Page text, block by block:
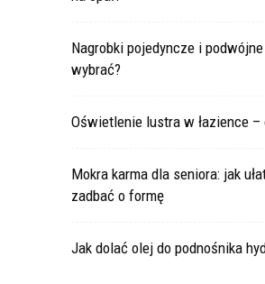
Nagrobki pojedyncze i
wybrać?
Oświetlenie lustra w łazience –
Mokra karma dla seniora: jak
zadbać o formę
Jak dolać olej do podnośnika